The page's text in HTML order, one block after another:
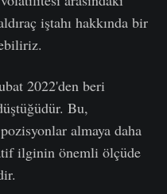
iştahı hakkında bir
2022'den beri
Bu,
almaya daha
ilginin önemli ölçüde